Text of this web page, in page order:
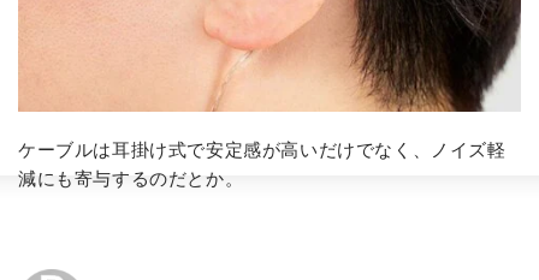
ケーブルは耳掛け式で安定感が高いだけでなく、ノイズ軽
減にも寄与するのだとか。